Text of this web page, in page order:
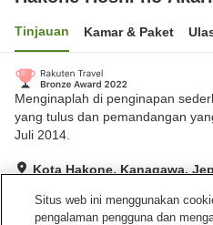
Tinjauan Kamar & Paket
Menginaplah di penginapan
yang tulus dan pemandangan
Juli 2014.
Kota Hakone, Kanagawa,
Hebat Ulasan:412
Situs web ini menggunakan
pengalaman pengguna dan